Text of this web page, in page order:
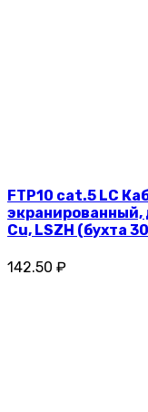
FTP10 cat.5 LC
экранированный,
Cu, LSZH (бухта
142.50 ₽